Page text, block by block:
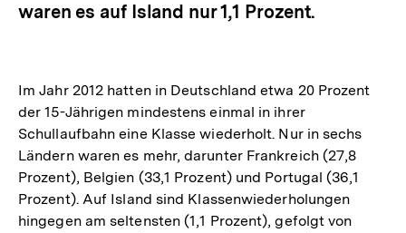
waren es auf Island nur 1,1 Prozent.
Im Jahr 2012 hatten in Deutschland etwa 20 Prozent
der 15-Jährigen mindestens einmal in ihrer
Schullaufbahn eine Klasse wiederholt. Nur in sechs
Ländern waren es mehr, darunter Frankreich (27,8
Prozent), Belgien (33,1 Prozent) und Portugal (36,1
Prozent). Auf Island sind Klassenwiederholungen
hingegen am seltensten (1,1 Prozent), gefolgt von